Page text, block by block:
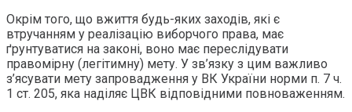
Окрім того, що вжиття будь-яких заходів, які є
втручанням у реалізацію виборчого права, має
ґрунтуватися на законі, воно має переслідувати
правомірну (легітимну) мету. У зв’язку з цим важливо
з’ясувати мету запровадження у ВК України норми п. 7 ч.
1 ст. 205, яка наділяє ЦВК відповідними повноваженням.